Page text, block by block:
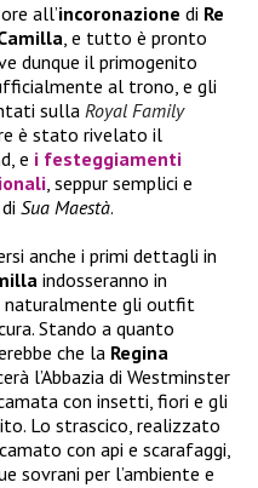
all’incoronazione di Re
, e tutto è pronto
dunque il primogenito
al trono, e gli
sulla Royal Family
è stato rivelato il
e i festeggiamenti
, seppur semplici e
Sua Maestà.
anche i primi dettagli in
indosseranno in
naturalmente gli outfit
Stando a quanto
che la Regina
l’Abbazia di Westminster
con insetti, fiori e gli
Lo strascico, realizzato
con api e scarafaggi,
sovrani per l’ambiente e